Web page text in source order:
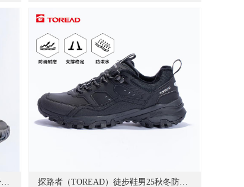
悍途（HUMTTO）网面登山鞋四季款舒适透气徒步鞋城市户外休闲男鞋 探路者（TOREAD）徒步鞋男25秋冬防滑耐磨保暖登山鞋户外越野运动鞋TFAACN91908